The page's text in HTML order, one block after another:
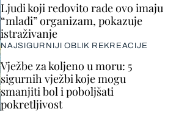
Ljudi koji redovito rade ovo imaju
“mlađi” organizam, pokazuje
istraživanje
NAJSIGURNIJI OBLIK REKREACIJE
Vježbe za koljeno u moru: 5
sigurnih vježbi koje mogu
smanjiti bol i poboljšati
pokretljivost